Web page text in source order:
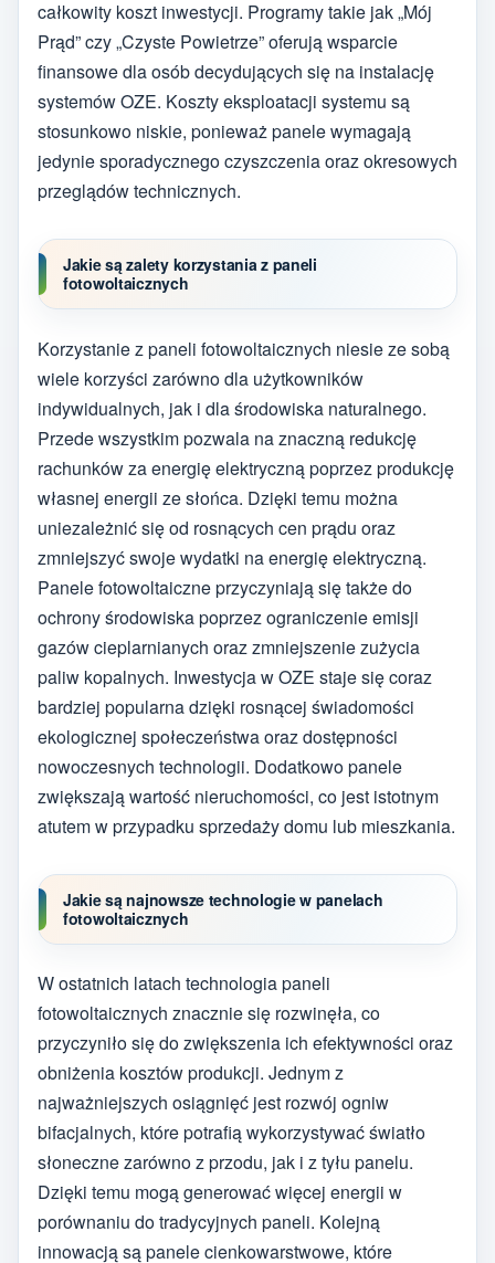
całkowity koszt inwestycji. Programy takie jak „Mój
Prąd” czy „Czyste Powietrze” oferują wsparcie
finansowe dla osób decydujących się na instalację
systemów OZE. Koszty eksploatacji systemu są
stosunkowo niskie, ponieważ panele wymagają
jedynie sporadycznego czyszczenia oraz okresowych
przeglądów technicznych.
Jakie są zalety korzystania z paneli
fotowoltaicznych
Korzystanie z paneli fotowoltaicznych niesie ze sobą
wiele korzyści zarówno dla użytkowników
indywidualnych, jak i dla środowiska naturalnego.
Przede wszystkim pozwala na znaczną redukcję
rachunków za energię elektryczną poprzez produkcję
własnej energii ze słońca. Dzięki temu można
uniezależnić się od rosnących cen prądu oraz
zmniejszyć swoje wydatki na energię elektryczną.
Panele fotowoltaiczne przyczyniają się także do
ochrony środowiska poprzez ograniczenie emisji
gazów cieplarnianych oraz zmniejszenie zużycia
paliw kopalnych. Inwestycja w OZE staje się coraz
bardziej popularna dzięki rosnącej świadomości
ekologicznej społeczeństwa oraz dostępności
nowoczesnych technologii. Dodatkowo panele
zwiększają wartość nieruchomości, co jest istotnym
atutem w przypadku sprzedaży domu lub mieszkania.
Jakie są najnowsze technologie w panelach
fotowoltaicznych
W ostatnich latach technologia paneli
fotowoltaicznych znacznie się rozwinęła, co
przyczyniło się do zwiększenia ich efektywności oraz
obniżenia kosztów produkcji. Jednym z
najważniejszych osiągnięć jest rozwój ogniw
bifacjalnych, które potrafią wykorzystywać światło
słoneczne zarówno z przodu, jak i z tyłu panelu.
Dzięki temu mogą generować więcej energii w
porównaniu do tradycyjnych paneli. Kolejną
innowacją są panele cienkowarstwowe, które